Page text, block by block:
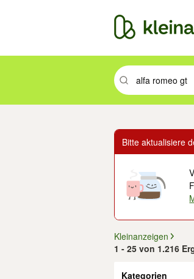
Suchbegriff
Bitte aktualisiere
Kleinanzeigen
1 - 25 von 1.216
Kategorien